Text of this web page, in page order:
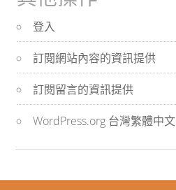
登入
訂閱網站內容的資訊提供
訂閱留言的資訊提供
WordPress.org 台灣繁體中文